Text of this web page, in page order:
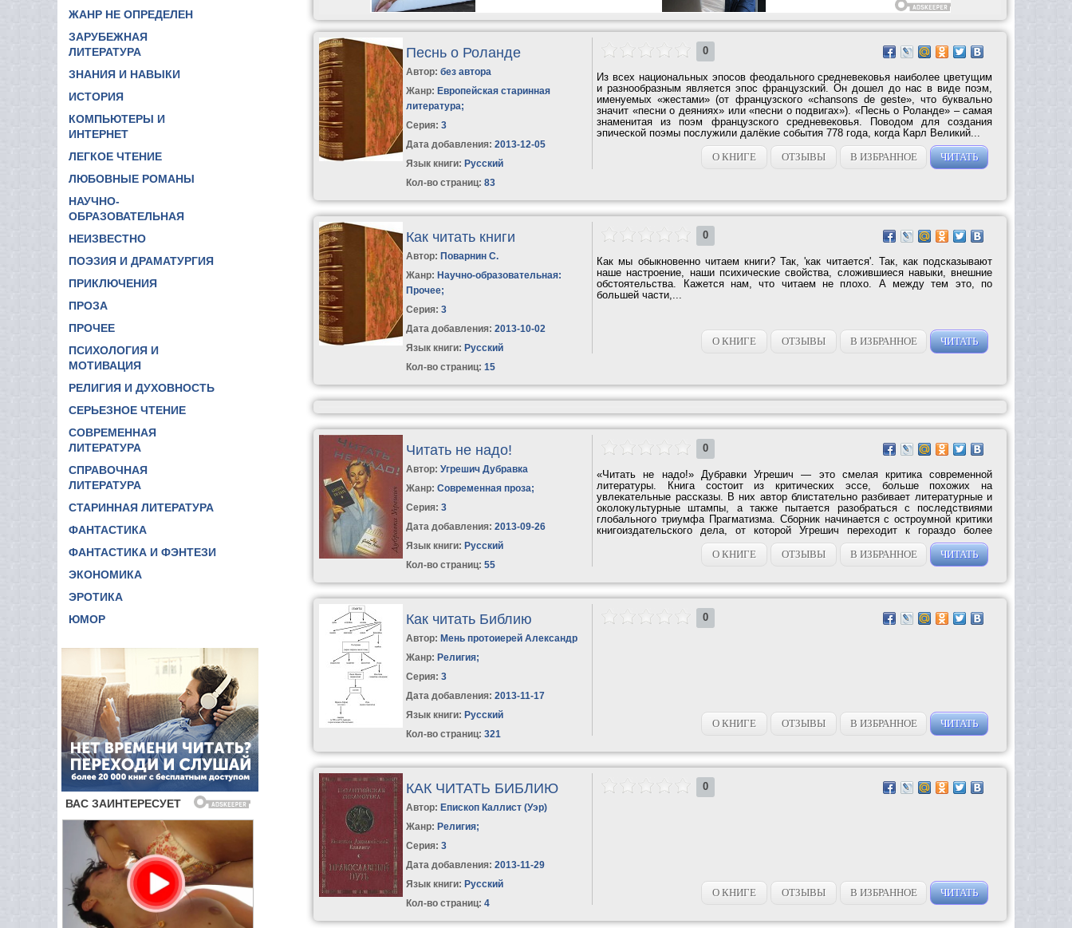
ЖАНР НЕ ОПРЕДЕЛЕН
ЗАРУБЕЖНАЯ
ЛИТЕРАТУРА
ЗНАНИЯ И НАВЫКИ
ИСТОРИЯ
КОМПЬЮТЕРЫ И
ИНТЕРНЕТ
ЛЕГКОЕ ЧТЕНИЕ
ЛЮБОВНЫЕ РОМАНЫ
НАУЧНО-
ОБРАЗОВАТЕЛЬНАЯ
НЕИЗВЕСТНО
ПОЭЗИЯ И ДРАМАТУРГИЯ
ПРИКЛЮЧЕНИЯ
ПРОЗА
ПРОЧЕЕ
ПСИХОЛОГИЯ И
МОТИВАЦИЯ
РЕЛИГИЯ И ДУХОВНОСТЬ
СЕРЬЕЗНОЕ ЧТЕНИЕ
СОВРЕМЕННАЯ
ЛИТЕРАТУРА
СПРАВОЧНАЯ
ЛИТЕРАТУРА
СТАРИННАЯ ЛИТЕРАТУРА
ФАНТАСТИКА
ФАНТАСТИКА И ФЭНТЕЗИ
ЭКОНОМИКА
ЭРОТИКА
ЮМОР
Песнь о Роланде
Автор:без автора
Жанр: Европейская старинная
литература;
Серия:3
Дата добавления: 2013-12-05
Язык книги: Русский
Кол-во страниц: 83
0
Из всех национальных эпосов феодального средневековья наиболее цветущим
и разнообразным является эпос французский. Он дошел до нас в виде поэм,
именуемых «жестами» (от французского «chansons de geste», что буквально
значит «песни о деяниях» или «песни о подвигах»). «Песнь о Роланде» – самая
знаменитая из поэм французского средневековья. Поводом для создания
эпической поэмы послужили далёкие события 778 года, когда Карл Великий...
О КНИГЕ
ОТЗЫВЫ В ИЗБРАННОЕ ЧИТАТЬ
Как читать книги
Автор: Поварнин С.
Жанр: Научно-образовательная:
Прочее;
Серия:3
Дата добавления: 2013-10-02
Язык книги: Русский
Кол-во страниц: 15
0
Как мы обыкновенно читаем книги? Так, 'как читается'. Так, как подсказывают
наше настроение, наши психические свойства, сложившиеся навыки, внешние
обстоятельства. Кажется нам, что читаем не плохо. А между тем это, по
большей части,...
О КНИГЕ ОТЗЫВЫ В ИЗБРАННОЕ ЧИТАТЬ
Читать не надо!
Автор:Угрешич Дубравка
Жанр: Современная проза;
Серия:3
Дата добавления: 2013-09-26
Язык книги: Русский
Кол-во страниц: 55
0
«Читать не надо!» Дубравки Угрешич — это смелая критика современной
литературы. Книга состоит из критических эссе, больше похожих на
увлекательные рассказы. В них автор блистательно разбивает литературные и
околокультурные штампы, а также пытается разобраться с последствиями
глобального триумфа Прагматизма. Сборник начинается с остроумной критики
книгоиздательского дела, от которой Угрешич переходит к гораздо более
О КНИГЕ
ОТЗЫВЫ В ИЗБРАННОЕ ЧИТАТЬ
Как читать Библию
Автор: Мень протоиерей Александр
Жанр: Религия;
Серия:3
Дата добавления: 2013-11-17
Язык книги: Русский
Кол-во страниц: 321
0
О КНИГЕ ОТЗЫВЫ В ИЗБРАННОЕ ЧИТАТЬ
КАК ЧИТАТЬ БИБЛИЮ
Автор: Епископ Каллист (Уэр)
Жанр: Религия;
Серия:3
Дата добавления: 2013-11-29
Язык книги: Русский
Кол-во страниц: 4
0
О КНИГЕ ОТЗЫВЫ В ИЗБРАННОЕ ЧИТАТЬ